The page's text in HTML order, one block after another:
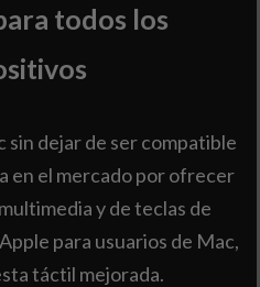
todos los
dejar de ser compatible
en el mercado por ofrecer
y de teclas de
para usuarios de Mac,
táctil mejorada.